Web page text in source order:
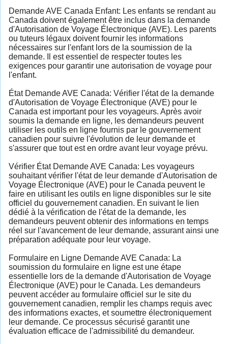
Demande AVE Canada Enfant: Les enfants se rendant au
Canada doivent également être inclus dans la demande
d'Autorisation de Voyage Électronique (AVE). Les parents
ou tuteurs légaux doivent fournir les informations
nécessaires sur l'enfant lors de la soumission de la
demande. Il est essentiel de respecter toutes les
exigences pour garantir une autorisation de voyage pour
l'enfant.
État Demande AVE Canada: Vérifier l'état de la demande
d'Autorisation de Voyage Électronique (AVE) pour le
Canada est important pour les voyageurs. Après avoir
soumis la demande en ligne, les demandeurs peuvent
utiliser les outils en ligne fournis par le gouvernement
canadien pour suivre l'évolution de leur demande et
s'assurer que tout est en ordre avant leur voyage prévu.
Vérifier État Demande AVE Canada: Les voyageurs
souhaitant vérifier l'état de leur demande d'Autorisation de
Voyage Électronique (AVE) pour le Canada peuvent le
faire en utilisant les outils en ligne disponibles sur le site
officiel du gouvernement canadien. En suivant le lien
dédié à la vérification de l'état de la demande, les
demandeurs peuvent obtenir des informations en temps
réel sur l'avancement de leur demande, assurant ainsi une
préparation adéquate pour leur voyage.
Formulaire en Ligne Demande AVE Canada: La
soumission du formulaire en ligne est une étape
essentielle lors de la demande d'Autorisation de Voyage
Électronique (AVE) pour le Canada. Les demandeurs
peuvent accéder au formulaire officiel sur le site du
gouvernement canadien, remplir les champs requis avec
des informations exactes, et soumettre électroniquement
leur demande. Ce processus sécurisé garantit une
évaluation efficace de l'admissibilité du demandeur.